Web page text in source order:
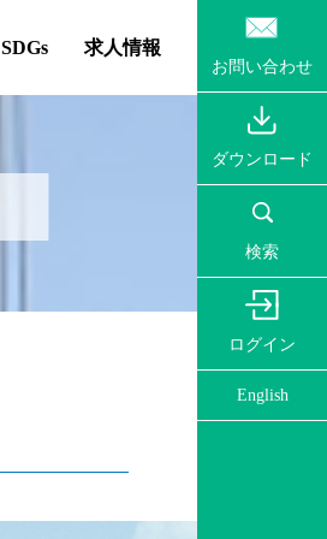
お問い合わせ
ダウンロード
検索
ログイン
English
SDGs 求人情報